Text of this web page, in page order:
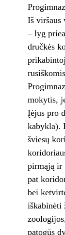
Iš viršaus
– lyg
dručkės
mokytis,
Įėjus pro
kabykla).
šviesų
pirmąją ir
pat
bei
iškabinėti
patogūs